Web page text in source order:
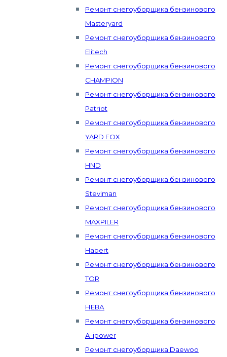
Ремонт снегоуборщика бензинового
Masteryard
Ремонт снегоуборщика бензинового
Elitech
Ремонт снегоуборщика бензинового
CHAMPION
Ремонт снегоуборщика бензинового
Patriot
Ремонт снегоуборщика бензинового
YARD FOX
Ремонт снегоуборщика бензинового
HND
Ремонт снегоуборщика бензинового
Steviman
Ремонт снегоуборщика бензинового
MAXPILER
Ремонт снегоуборщика бензинового
Habert
Ремонт снегоуборщика бензинового
TOR
Ремонт снегоуборщика бензинового
НЕВА
Ремонт снегоуборщика бензинового
А-ipower
Ремонт снегоуборщика Daewoo